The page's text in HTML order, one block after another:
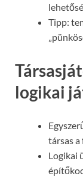
Tipp:
logikai
társas a
Logikai